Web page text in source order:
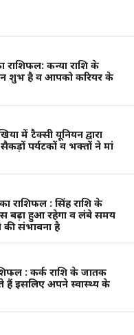
कन्या राशि के
शुभ है व आपको करियर के
में टैक्सी यूनियन द्वारा
पर्यटकों व भक्तों ने मां
राशिफल : सिंह राशि के
बढ़ा हुआ रहेगा व लंबे समय
की संभावना है
: कर्क राशि के जातक
इसलिए अपने स्वास्थ्य के